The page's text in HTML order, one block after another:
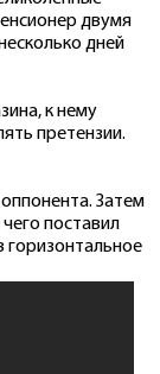
двумя
дней
к нему
претензии.
Затем
поставил
горизонтальное